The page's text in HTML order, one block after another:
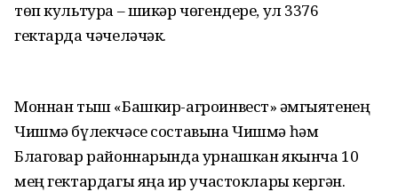
төп культура – шикәр чөгендере, ул 3376
гектарда чәчеләчәк.
Моннан тыш «Башкир-агроинвест» җәмгыятенең
Чишмә бүлекчәсе составына Чишмә һәм
Благовар районнарында урнашкан якынча 10
мең гектардагы яңа җир участоклары кергән.